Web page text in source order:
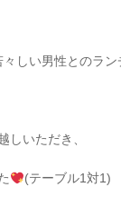
しい男性とのラ
しいただき、
(テーブル1対1)